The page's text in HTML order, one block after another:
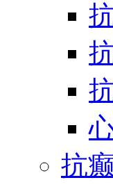
抗